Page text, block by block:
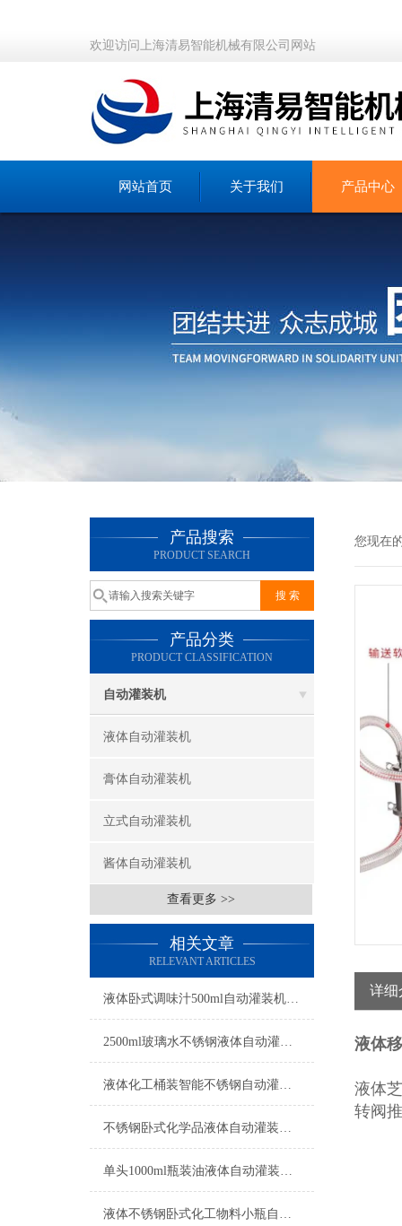
欢迎访问上海清易智能机械有限公司网站
网站首页 关于我们 产品中心
产品搜索
PRODUCT SEARCH
产品分类
PRODUCT CLASSIFICATION
自动灌装机
液体自动灌装机
膏体自动灌装机
立式自动灌装机
酱体自动灌装机
查看更多 >>
相关文章
RELEVANT ARTICLES
液体卧式调味汁500ml自动灌装机工厂生产
2500ml玻璃水不锈钢液体自动灌装机操作简单
液体化工桶装智能不锈钢自动灌装机操作简单
不锈钢卧式化学品液体自动灌装机操作简单
单头1000ml瓶装油液体自动灌装机参数
液体不锈钢卧式化工物料小瓶自动灌装机参数
您现在
详细
液体
液体
转阀